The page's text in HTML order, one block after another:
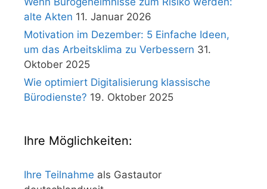
alte Akten 11. Januar 2026
Motivation im Dezember: 5 Einfache Ideen,
um das Arbeitsklima zu Verbessern 31.
Oktober 2025
Wie optimiert Digitalisierung klassische
Bürodienste? 19. Oktober 2025
Ihre Möglichkeiten:
Ihre Teilnahme als Gastautor